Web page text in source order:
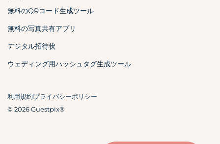
無料のQRコード生成ツール
無料の写真共有アプリ
デジタル招待状
ウェディング用ハッシュタグ生成ツール
© 2026 Guestpix®
利用規約プライバシーポリシー